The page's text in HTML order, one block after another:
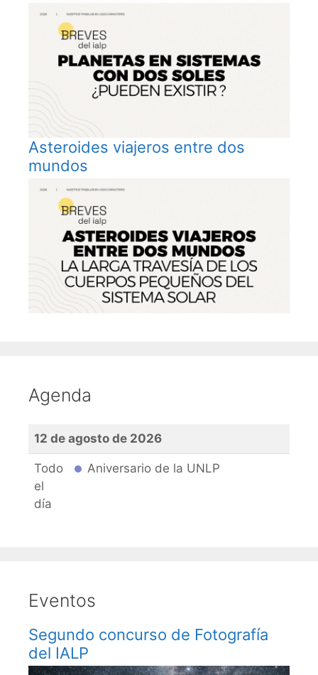
Asteroides viajeros entre dos
mundos
Agenda
12 de agosto de 2026
Todo
el
día
Aniversario de la UNLP
Eventos
Segundo concurso de Fotografía
del IALP